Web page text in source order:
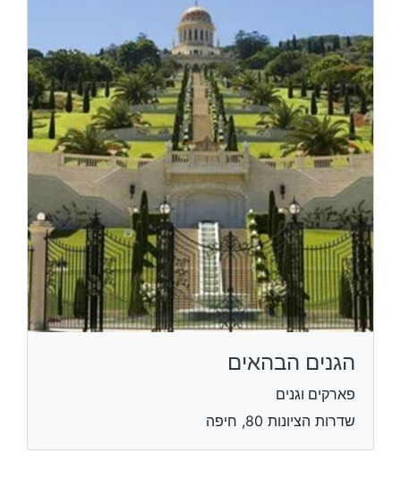
הגנים הבהאים
פארקים וגנים
שדרות הציונות 80, חיפה